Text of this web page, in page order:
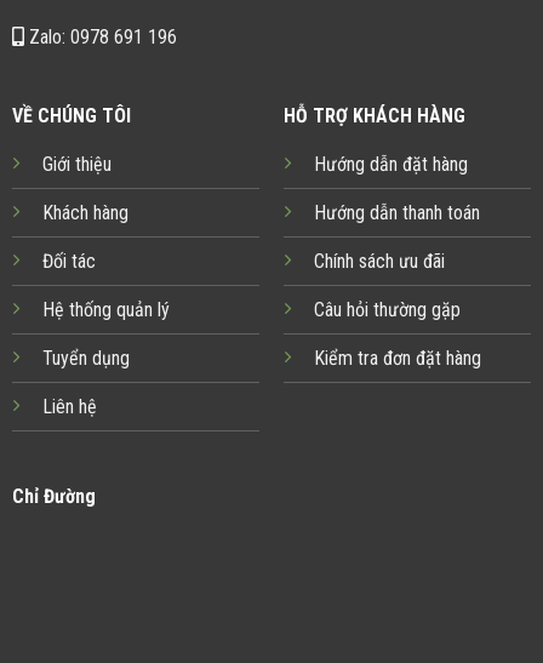
Zalo: 0978 691 196
VỀ CHÚNG TÔI
Giới thiệu
Khách hàng
Đối tác
Hệ thống quản lý
Tuyển dụng
Liên hệ
HỖ TRỢ KHÁCH HÀNG
Hướng dẫn đặt hàng
Hướng dẫn thanh toán
Chính sách ưu đãi
Câu hỏi thường gặp
Kiểm tra đơn đặt hàng
Chỉ Đường